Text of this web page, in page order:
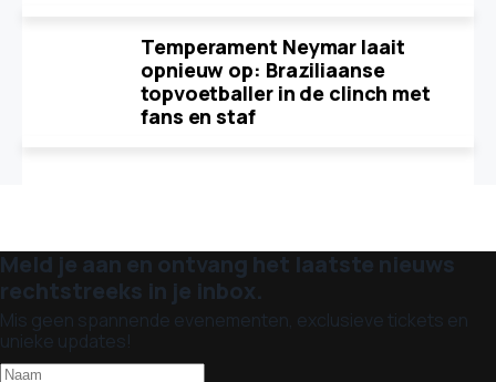
Temperament Neymar laait
opnieuw op: Braziliaanse
topvoetballer in de clinch met
fans en staf
Meld je aan en ontvang het laatste nieuws
rechtstreeks in je inbox.
Mis geen spannende evenementen, exclusieve tickets en
unieke updates!